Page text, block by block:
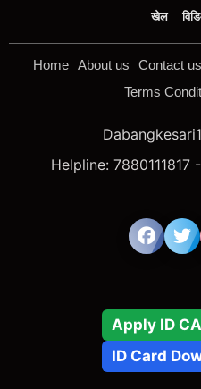
खेल
Home About us Contact us
Terms
Helpline:
Apply ID
ID Card